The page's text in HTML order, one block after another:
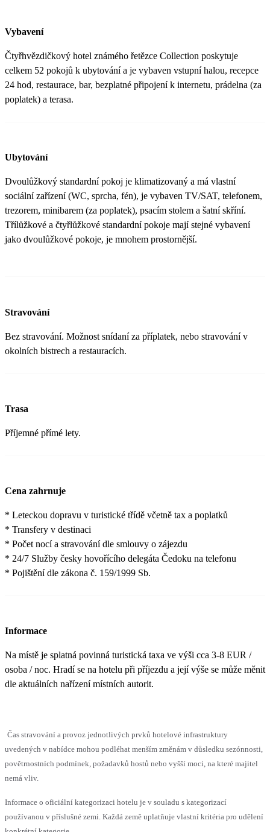
Vybavení
Čtyřhvězdičkový hotel známého řetězce Collection poskytuje
celkem 52 pokojů k ubytování a je vybaven vstupní halou, recepce
24 hod, restaurace, bar, bezplatné připojení k internetu, prádelna (za
poplatek) a terasa.
Ubytování
Dvoulůžkový standardní pokoj je klimatizovaný a má vlastní
sociální zařízení (WC, sprcha, fén), je vybaven TV/SAT, telefonem,
trezorem, minibarem (za poplatek), psacím stolem a šatní skříní.
Třílůžkové a čtyřlůžkové standardní pokoje mají stejné vybavení
jako dvoulůžkové pokoje, je mnohem prostornější.
Stravování
Bez stravování. Možnost snídaní za příplatek, nebo stravování v
okolních bistrech a restauracích.
Trasa
Příjemné přímé lety.
Cena zahrnuje
* Leteckou dopravu v turistické třídě včetně tax a poplatků
* Transfery v destinaci
* Počet nocí a stravování dle smlouvy o zájezdu
* 24/7 Služby česky hovořícího delegáta Čedoku na telefonu
* Pojištění dle zákona č. 159/1999 Sb.
Informace
Na místě je splatná povinná turistická taxa ve výši cca 3-8 EUR /
osoba / noc. Hradí se na hotelu při příjezdu a její výše se může měnit
dle aktuálních nařízení místních autorit.
Čas stravování a provoz jednotlivých prvků hotelové infrastruktury
uvedených v nabídce mohou podléhat menším změnám v důsledku sezónnosti,
povětrnostních podmínek, požadavků hostů nebo vyšší moci, na které majitel
nemá vliv.
Informace o oficiální kategorizaci hotelu je v souladu s kategorizací
používanou v příslušné zemi. Každá země uplatňuje vlastní kritéria pro udělení